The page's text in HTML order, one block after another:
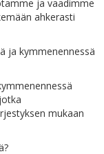
ja vaadimme
ahkerasti
ja kymmenennessä
mukaan